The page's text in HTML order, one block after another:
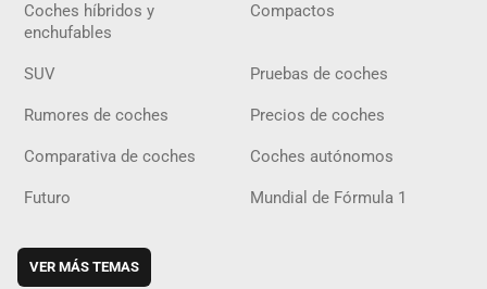
Coches híbridos y
enchufables
Compactos
SUV Pruebas de coches
Rumores de coches Precios de coches
Comparativa de coches Coches autónomos
Futuro Mundial de Fórmula 1
VER MÁS TEMAS